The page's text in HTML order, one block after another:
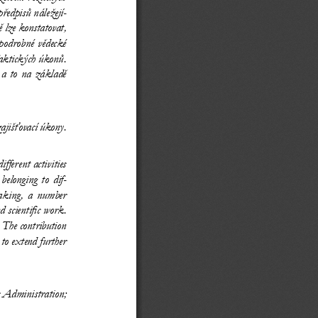
náležejí-
lze konstatovat,
podrobné vědecké
úkonů.
to  na  základě
úkony.
activities
belonging to
dif-
a number
scientific work.
contribution
extend further
Administration;